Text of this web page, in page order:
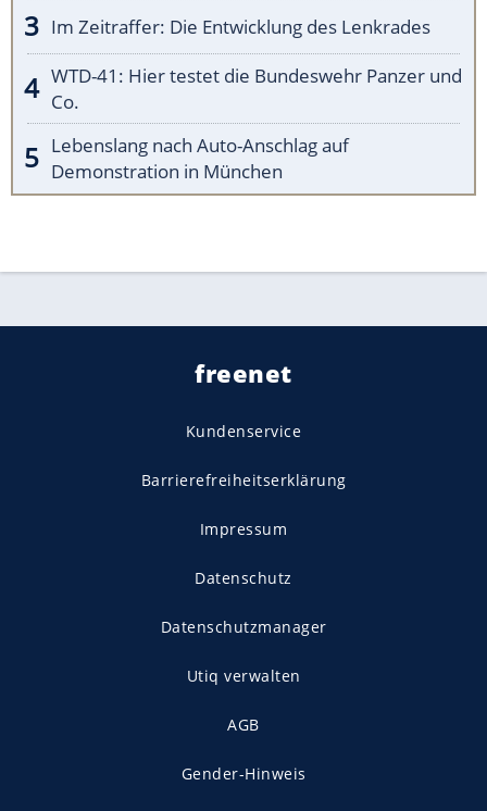
Im Zeitraffer: Die Entwicklung des Lenkrades
WTD-41: Hier testet die Bundeswehr Panzer und
Co.
Lebenslang nach Auto-Anschlag auf
Demonstration in München
freenet
Kundenservice
Barrierefreiheitserklärung
Impressum
Datenschutz
Datenschutzmanager
Utiq verwalten
AGB
Gender-Hinweis